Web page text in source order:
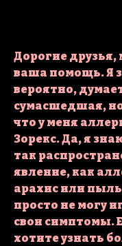
Дорогие друзья,
ваша помощь. Я
вероятно,
сумасшедшая,
что у меня
Зорекс. Да, я
так
явление, как
арахис или
просто не могу
свои симптомы.
хотите узнать